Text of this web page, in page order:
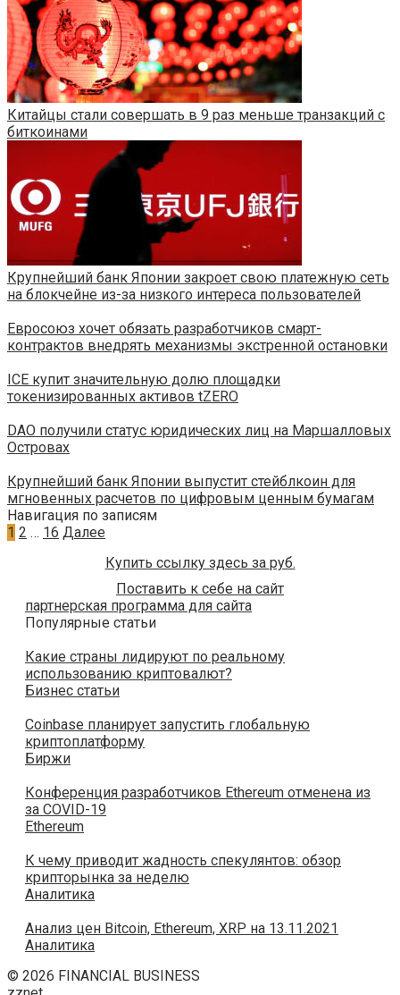
Китайцы стали совершать в 9 раз меньше транзакций с
биткоинами
Крупнейший банк Японии закроет свою платежную сеть
на блокчейне из-за низкого интереса пользователей
Евросоюз хочет обязать разработчиков смарт-
контрактов внедрять механизмы экстренной остановки
ICE купит значительную долю площадки
токенизированных активов tZERO
DAO получили статус юридических лиц на Маршалловых
Островах
Крупнейший банк Японии выпустит стейблкоин для
мгновенных расчетов по цифровым ценным бумагам
Навигация по записям
1 2 … 16 Далее
Купить ссылку здесь за руб.
Поставить к себе на сайт
партнерская программа для сайта
Популярные статьи
Какие страны лидируют по реальному
использованию криптовалют?
Бизнес статьи
Coinbase планирует запустить глобальную
криптоплатформу
Биржи
Конференция разработчиков Ethereum отменена из
за COVID-19
Ethereum
К чему приводит жадность спекулянтов: обзор
крипторынка за неделю
Аналитика
Анализ цен Bitcoin, Ethereum, XRP на 13.11.2021
Аналитика
© 2026 FINANCIAL BUSINESS